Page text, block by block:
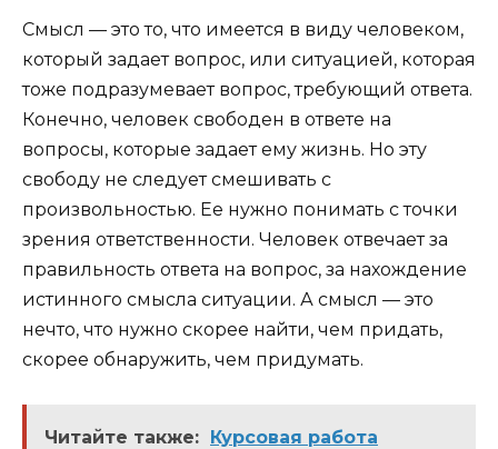
Смысл — это то, что имеется в виду человеком,
который задает вопрос, или ситуацией, которая
тоже подразумевает вопрос, требующий ответа.
Конечно, человек свободен в ответе на
вопросы, которые задает ему жизнь. Но эту
свободу не следует смешивать с
произвольностью. Ее нужно понимать с точки
зрения ответственности. Человек отвечает за
правильность ответа на вопрос, за нахождение
истинного смысла ситуации. А смысл — это
нечто, что нужно скорее найти, чем придать,
скорее обнаружить, чем придумать.
Читайте также: Курсовая работа